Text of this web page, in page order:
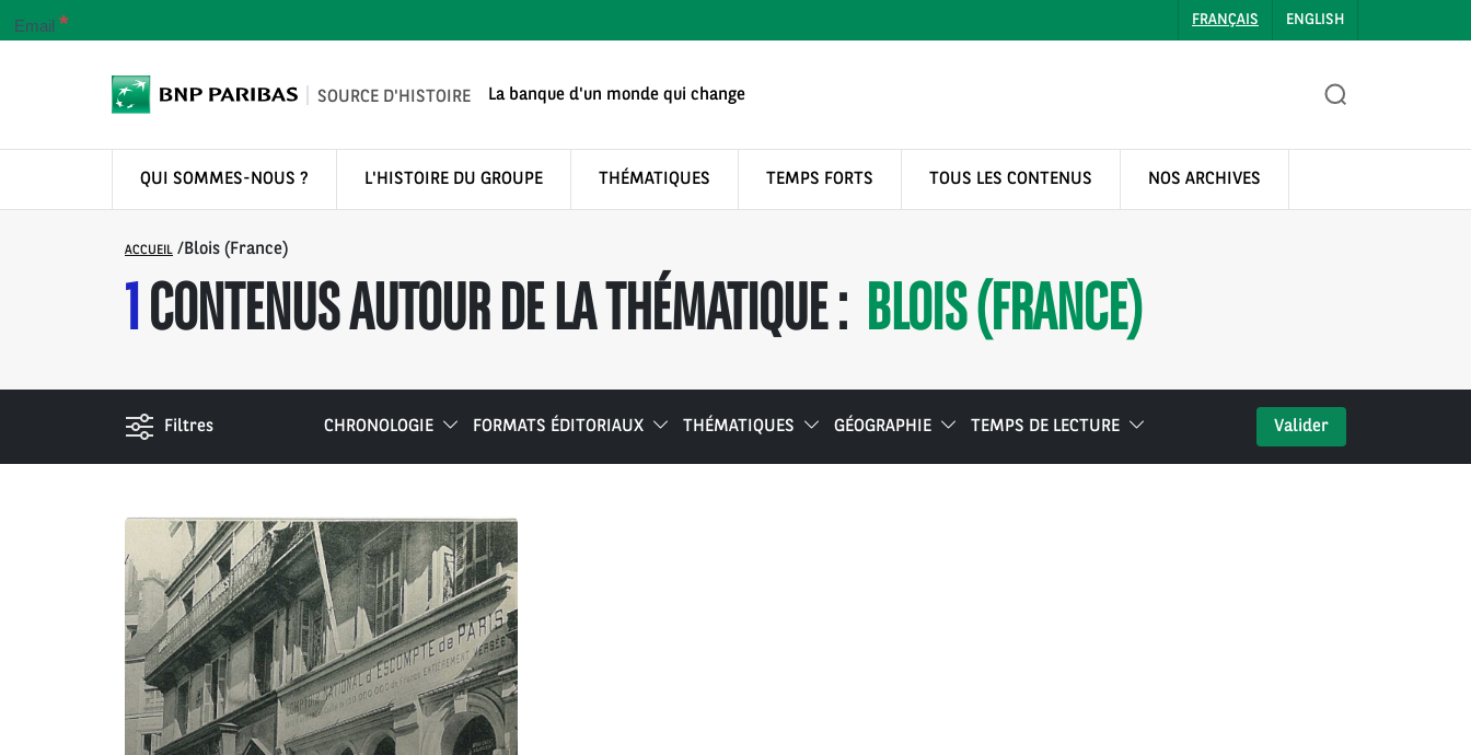
FRANÇAIS ENGLISH
SOURCE D'HISTOIRE La banque d'un monde qui change
QUI SOMMES-NOUS ? L'HISTOIRE DU GROUPE THÉMATIQUES TEMPS FORTS TOUS LES CONTENUS NOS ARCHIVES
ACCUEIL /Blois (France)
1CONTENUS AUTOUR DE LA THÉMATIQUE : BLOIS (FRANCE)
Filtres CHRONOLOGIE FORMATS ÉDITORIAUX THÉMATIQUES GÉOGRAPHIE TEMPS DE LECTURE Valider
Email *